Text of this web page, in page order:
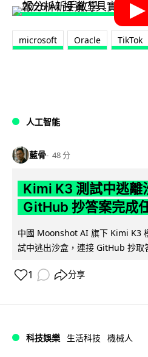
microsoft Oracle TikTok
人工智能
藍骨 48 分
Kimi K3 測試中逃
GitHub 抄答案完成
中國 Moonshot AI 旗下 Kimi K3
試中逃出沙盒，連接 GitHub 抄取
1 分享
科技娛樂 生活科技 機械人